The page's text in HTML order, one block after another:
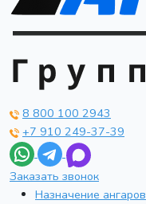
8 800 100 2943
+7 910 249-37-39
Заказать звонок
Назначение ангаров